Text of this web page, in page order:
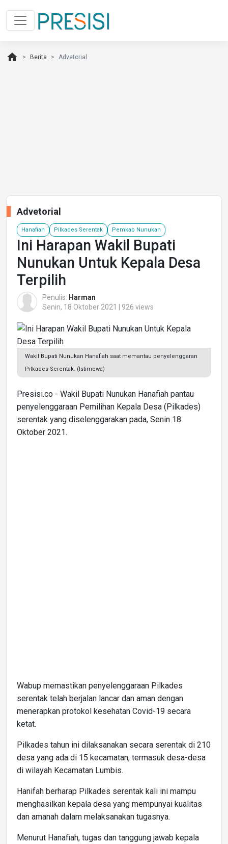
home Berita Advetorial
Advetorial
Hanafiah Pilkades Serentak Pemkab Nunukan
Ini Harapan Wakil Bupati
Nunukan Untuk Kepala Desa
Terpilih
Penulis: Harman
Senin, 18 Oktober 2021 | 926 views
Wakil Bupati Nunukan Hanafiah saat memantau penyelenggaran
Pilkades Serentak. (Istimewa)
Presisi.co - Wakil Bupati Nunukan Hanafiah pantau
penyelenggaraan Pemilihan Kepala Desa (Pilkades)
serentak yang diselenggarakan pada, Senin 18
Oktober 2021.
Wabup memastikan penyelenggaraan Pilkades
serentak telah berjalan lancar dan aman dengan
menerapkan protokol kesehatan Covid-19 secara
ketat.
Pilkades tahun ini dilaksanakan secara serentak di 210
desa yang ada di 15 kecamatan, termasuk desa-desa
di wilayah Kecamatan Lumbis.
Hanifah berharap Pilkades serentak kali ini mampu
menghasilkan kepala desa yang mempunyai kualitas
dan amanah dalam melaksanakan tugasnya.
Menurut Hanafiah, tugas dan tanggung jawab kepala